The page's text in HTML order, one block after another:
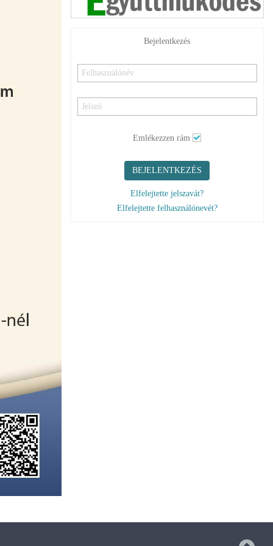
Bejelentkezés
Emlékezzen rám
BEJELENTKEZÉS
Elfelejtette jelszavát?
Elfelejtette felhasználónevét?